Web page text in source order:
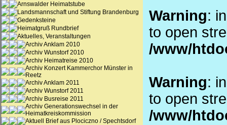
Arnswalder Heimatstube
Landsmannschaft und Stiftung Brandenburg
Gedenksteine
Heimatgruß Rundbrief
Aktuelles, Veranstaltungen
Archiv Anklam 2010
Archiv Wunstorf 2010
Archiv Heimatreise 2010
Archiv Konzert Kammerchor Münster in
Reetz
Archiv Anklam 2011
Archiv Wunstorf 2011
Archiv Busreise 2011
Archiv Generationswechsel in der
Heimatkreiskommission
Aktuell Brief aus Plociczno / Spechtsdorf
Warning:
to open
/www/
Warning:
to open
/www/